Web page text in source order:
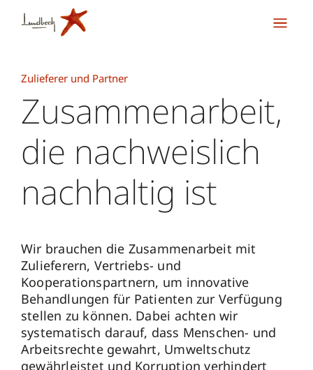
Zulieferer und Partner
Zusammenarbeit,
die nachweislich
nachhaltig ist
Wir brauchen die Zusammenarbeit mit
Zulieferern, Vertriebs- und
Kooperationspartnern, um innovative
Behandlungen für Patienten zur Verfügung
stellen zu können. Dabei achten wir
systematisch darauf, dass Menschen- und
Arbeitsrechte gewahrt, Umweltschutz
gewährleistet und Korruption verhindert